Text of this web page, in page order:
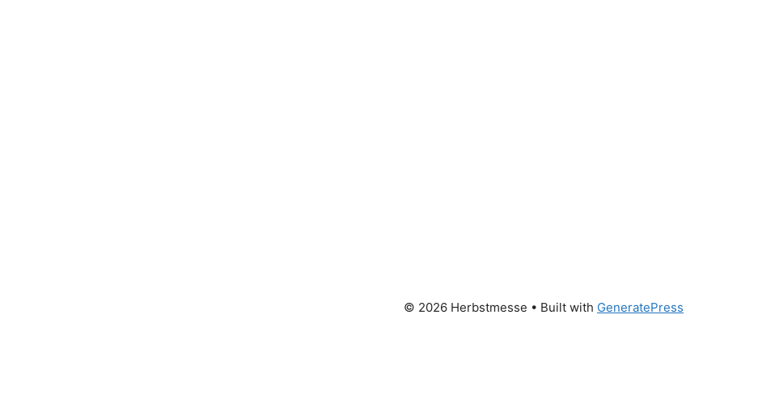
© 2026 Herbstmesse • Built with GeneratePress